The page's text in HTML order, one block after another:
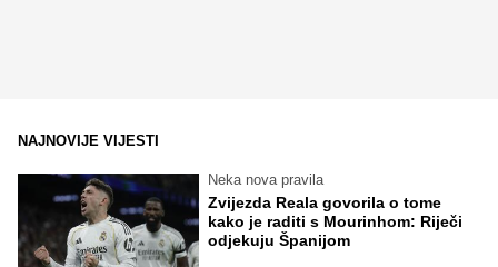
NAJNOVIJE VIJESTI
Neka nova pravila
Zvijezda Reala govorila o tome
kako je raditi s Mourinhom: Riječi
odjekuju Španijom